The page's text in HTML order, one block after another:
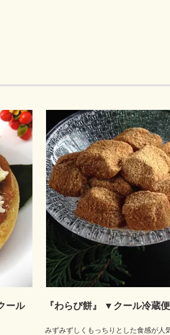
ール
『わらび餅』 ▼クール冷蔵
みずみずしくもっちりとした食感が人